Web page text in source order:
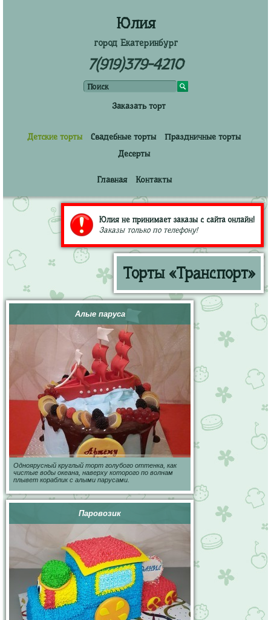
Юлия
город Екатеринбург
7(919)379-4210
Заказать торт
Детские торты Свадебные торты
Праздничные торты
Десерты
Главная Контакты
Юлия не принимает заказы с сайта онлайн!
Заказы только по телефону!
Торты «Транспорт»
Алые паруса
Одноярусный круглый торт голубого оттенка, как
чистые воды океана, наверху которого по волнам
плывет кораблик с алыми парусами.
Паровозик